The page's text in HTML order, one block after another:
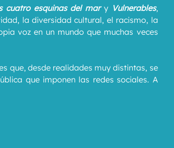
cuatro esquinas del mar y Vulnerables,
la diversidad cultural, el racismo, la
voz en un mundo que muchas veces
que, desde realidades muy distintas, se
que imponen las redes sociales. A